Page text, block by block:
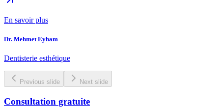
En savoir plus
Dr. Mehmet Eyham
Dentisterie esthétique
Previous slide Next slide
Consultation gratuite